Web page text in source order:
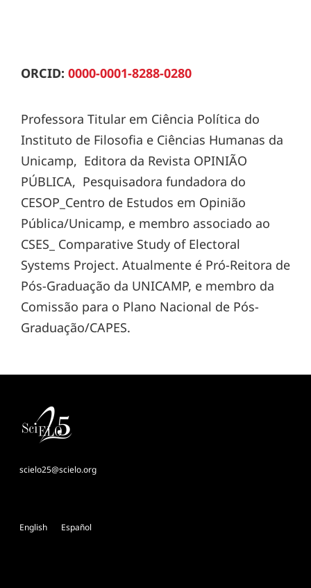
ORCID: 0000-0001-8288-0280
Professora Titular em Ciência Política do
Instituto de Filosofia e Ciências Humanas da
Unicamp, Editora da Revista OPINIÃO
PÚBLICA, Pesquisadora fundadora do
CESOP_Centro de Estudos em Opinião
Pública/Unicamp, e membro associado ao
CSES_ Comparative Study of Electoral
Systems Project. Atualmente é Pró-Reitora de
Pós-Graduação da UNICAMP, e membro da
Comissão para o Plano Nacional de Pós-
Graduação/CAPES.
scielo25@scielo.org
English Español